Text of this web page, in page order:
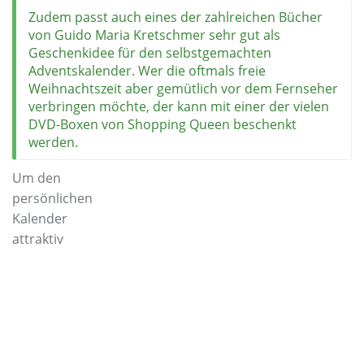
Zudem passt auch eines der zahlreichen Bücher
von Guido Maria Kretschmer sehr gut als
Geschenkidee für den selbstgemachten
Adventskalender. Wer die oftmals freie
Weihnachtszeit aber gemütlich vor dem Fernseher
verbringen möchte, der kann mit einer der vielen
DVD-Boxen von Shopping Queen beschenkt
werden.
Um den
persönlichen
Kalender
attraktiv